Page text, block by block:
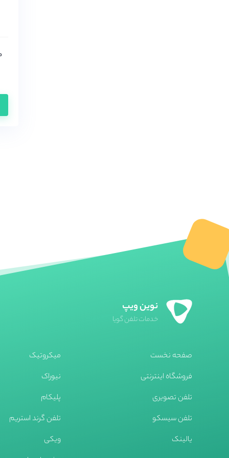
میکروتیک (mikrotik)
نوین ویپ
خدمات تلفن گویا
صفحه نخست
فروشگاه اینترنتی
تلفن تصویری
تلفن سیسکو
یالینک
میکروتیک
نیوراک
پلیکام
تلفن گرند استریم
ویکی